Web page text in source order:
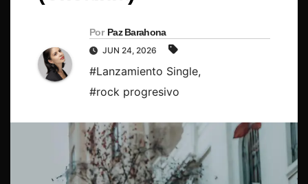
Por Paz Barahona
JUN 24, 2026
#Lanzamiento Single,
#rock progresivo